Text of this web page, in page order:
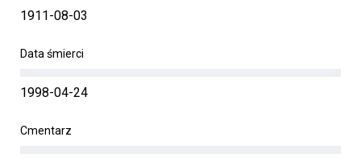
1911-08-03
Data śmierci
1998-04-24
Cmentarz